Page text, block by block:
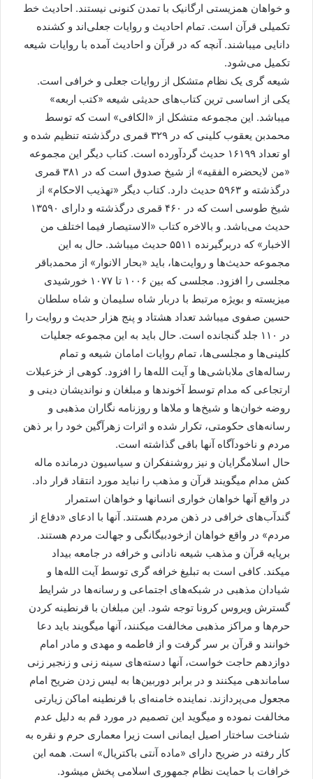
و خواهان همزیستی ارگانیک با تمدن کنونی نیستند. احادیث خط
تکمیلی قرآن است. تمام احادیث و روایات جعلی‌اند و کشنده
دانایی میباشند. آنچه که در قرآن و احادیث آمده با روایات شیعه
تکمیل می‌شود.
شیعه گری یک نظام متشکل از روایات جعلی و خرافی است.
یکی از اساسی ترین کتاب‌های حدیثی شیعه «کتب اربعه»
میباشد. این مجموعه متشکل از «الکافی» است که توسط
محمدبن یعقوب کلینی که در ۳۲۹ قمری درگذشته تنظیم شده و
او تعداد ۱۶۱۹۹ حدیث گردآورده است. کتاب دیگر این مجموعه
«من لایحضره الفقیه» از شیخ صدوق است که در ۳۸۱ قمری
درگذشته و ۵۹۶۳ حدیث دارد. کتاب دیگر «تهذیب الاحکام» از
شیخ طوسی است که در ۴۶۰ قمری درگذشته و دارای ۱۳۵۹۰
حدیث می‌باشد. و بالاخره کتاب «الاستیصار فیما اختلف من
الاخبار» که دربرگیرنده ۵۵۱۱ حدیث میباشد. حال به این
مجموعه حدیث‌ها و روایت‌ها، باید «بحار الانوار» از محمدباقر
مجلسی را افزود. مجلسی که بین ۱۰۰۶ تا ۱۰۷۷ خورشیدی
میزیسته و بویژه مرتبط با دربار شاه سلیمان و شاه سلطان
حسین صفوی میباشد تعداد هشتاد و پنج هزار حدیث و روایت را
در ۱۱۰ جلد گنجانده است. حال باید به این مجموعه جعلیات
کلینی‌ها و مجلسی‌ها، تمام روایات امامان شیعه و تمام
رساله‌های ملاباشی‌ها و آیت الله‌ها را افزود. کوهی از خزعبلات
ارتجاعی که مدام توسط آخوندها و مبلغان و نواندیشان دینی و
روضه خوان‌ها و شیخ‌ها و ملاها و روزنامه نگاران مذهبی و
رسانه‌های حکومتی، تکرار شده و اثرات زهرآگین خود را بر ذهن
مردم و ناخودآگاه آنها باقی گذاشته است.
حال اسلامگرایان و نیز روشنفکران و سیاسیون درمانده ماله
کش مدام میگویند قرآن و مذهب را نباید مورد انتقاد قرار داد.
در واقع آنها خواهان خواری انسانها و خواهان استمرار
گندآب‌های خرافی در ذهن مردم هستند. آنها با ادعای «دفاع از
مردم» در واقع خواهان ازخودبیگانگی و جهالت مردم هستند.
برپایه قرآن و مذهب شیعه نادانی و خرافه در جامعه بیداد
میکند. کافی است به تبلیغ خرافه گری توسط آیت الله‌ها و
شیادان مذهبی در شبکه‌های اجتماعی و رسانه‌ها در شرایط
گسترش ویروس کرونا توجه شود. این مبلغان با قرنطینه کردن
حرم‌ها و مراکز مذهبی مخالفت میکنند، آنها میگویند باید دعا
خوانند و قرآن بر سر گرفت و از فاطمه و مهدی و مادر امام
دوازدهم حاجت خواست، آنها دسته‌های سینه زنی و زنجیر زنی
ساماندهی میکنند و در برابر دوربین‌ها به لیس زدن ضریح امام
مجعول می‌پردازند. نماینده خامنه‌ای با قرنطینه اماکن زیارتی
مخالفت نموده و میگوید این تصمیم در مورد قم به دلیل عدم
شناخت ساختار اصیل ایمانی است زیرا معماری حرم و نقره به
کار رفته در ضریح دارای «ماده آنتی باکتریال» است. همه این
خرافات با حمایت نظام جمهوری اسلامی پخش میشود.